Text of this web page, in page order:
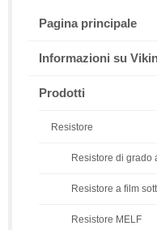
Pagina principale
Informazioni su
Prodotti
Resistore
Resistore di grado
Resistore a film
Resistore MELF